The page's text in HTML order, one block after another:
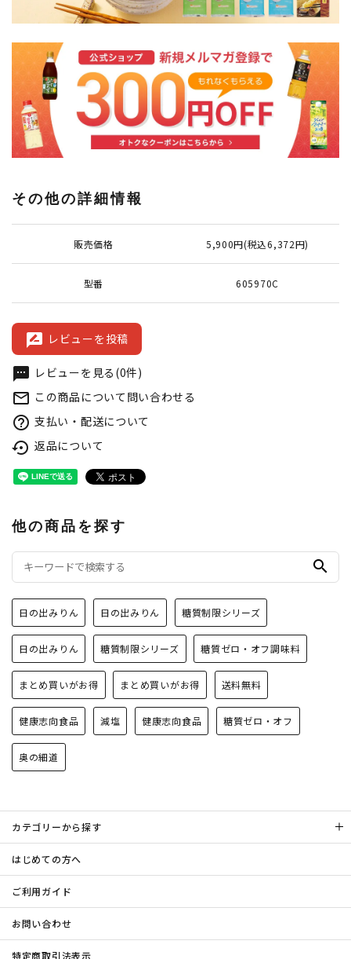
その他の詳細情報
販売価格 5,900円(税込6,372円)
型番 605970C
rate_review レビューを投稿
textsms レビューを見る(0件)
mail_outline この商品について問い合わせる
help_outline 支払い・配送について
settings_backup_restore 返品について
他の商品を探す
search
日の出みりん 日の出みりん 糖質制限シリーズ
日の出みりん 糖質制限シリーズ 糖質ゼロ・オフ調味料
まとめ買いがお得 まとめ買いがお得 送料無料
健康志向食品 減塩 健康志向食品 糖質ゼロ・オフ
奥の細道
カテゴリーから探す
はじめての方へ
ご利用ガイド
お問い合わせ
特定商取引法表示